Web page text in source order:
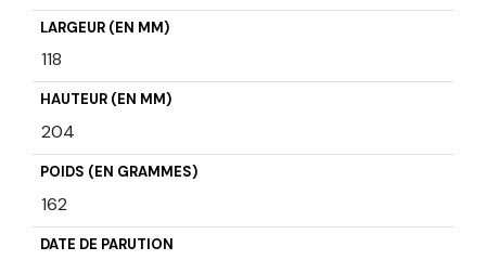
LARGEUR (EN MM)
118
HAUTEUR (EN MM)
204
POIDS (EN GRAMMES)
162
DATE DE PARUTION